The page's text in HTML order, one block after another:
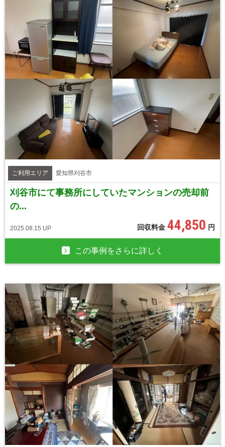
ご利用エリア 愛知県刈谷市
刈谷市にて事務所にしていたマンションの売却前
の...
2025.08.15 UP 回収料金 44,850 円
この事例をさらに詳しく